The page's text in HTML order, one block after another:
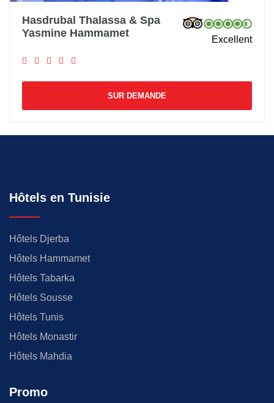
Hasdrubal Thalassa & Spa
Yasmine Hammamet
Excellent
SUR DEMANDE
Hôtels en Tunisie
Hôtels Djerba
Hôtels Hammamet
Hôtels Tabarka
Hôtels Sousse
Hôtels Tunis
Hôtels Monastir
Hôtels Mahdia
Promo